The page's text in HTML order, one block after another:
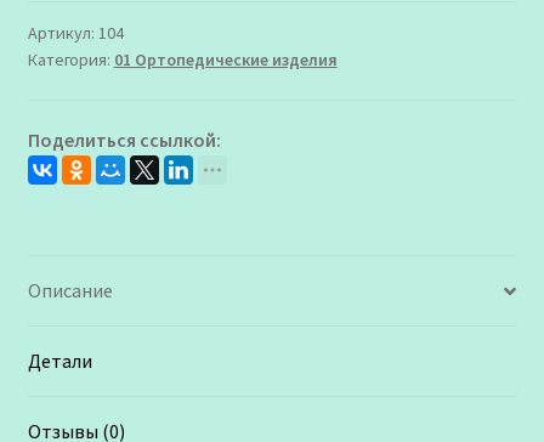
Стельки
Relax
р.35-
41
Артикул: 104
Категория: 01 Ортопедические изделия
Поделиться ссылкой:
Описание
Детали
Отзывы (0)